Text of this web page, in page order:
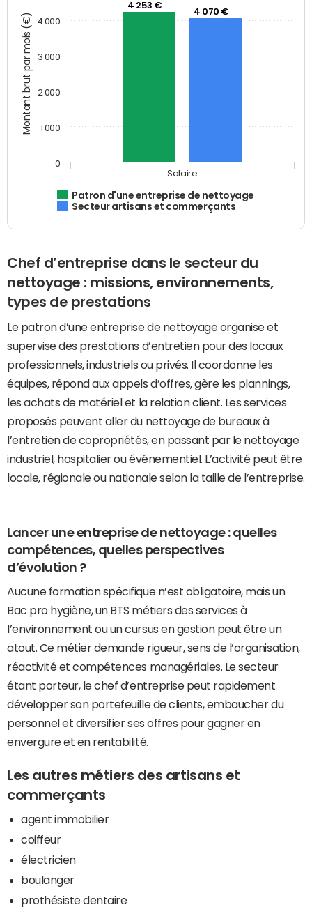
Montant brut par mois (€)
4 253 €
4 070 €
Patron d'une entreprise de nettoyage
Secteur artisans et commerçants
Salaire
0
1 000
2 000
3 000
4 000
Chef d’entreprise dans le secteur du
nettoyage : missions, environnements,
types de prestations
Le patron d’une entreprise de nettoyage organise et
supervise des prestations d’entretien pour des locaux
professionnels, industriels ou privés. Il coordonne les
équipes, répond aux appels d’offres, gère les plannings,
les achats de matériel et la relation client. Les services
proposés peuvent aller du nettoyage de bureaux à
l’entretien de copropriétés, en passant par le nettoyage
industriel, hospitalier ou événementiel. L’activité peut être
locale, régionale ou nationale selon la taille de l’entreprise.
Lancer une entreprise de nettoyage : quelles
compétences, quelles perspectives
d’évolution ?
Aucune formation spécifique n’est obligatoire, mais un
Bac pro hygiène, un BTS métiers des services à
l’environnement ou un cursus en gestion peut être un
atout. Ce métier demande rigueur, sens de l’organisation,
réactivité et compétences managériales. Le secteur
étant porteur, le chef d’entreprise peut rapidement
développer son portefeuille de clients, embaucher du
personnel et diversifier ses offres pour gagner en
envergure et en rentabilité.
Les autres métiers des artisans et
commerçants
agent immobilier
coiffeur
électricien
boulanger
prothésiste dentaire